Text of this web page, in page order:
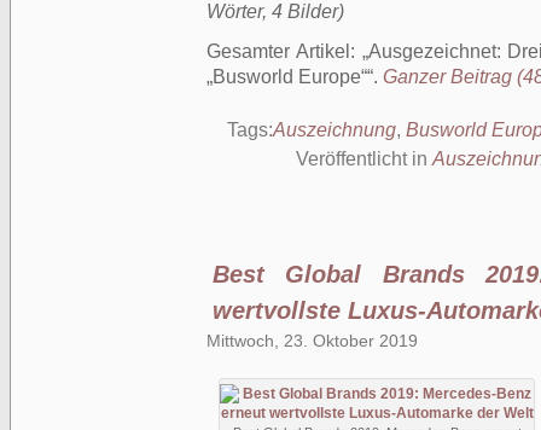
Wörter, 4 Bilder)
Gesamter Artikel:
Ausgezeichnet:
„Busworld Europe“ . Ganzer Beitrag
Tags:Auszeichnung, Busworld
Veröffentlicht in
Best Global Brands
wertvollste Luxus-
Mittwoch, 23. Oktober 2019